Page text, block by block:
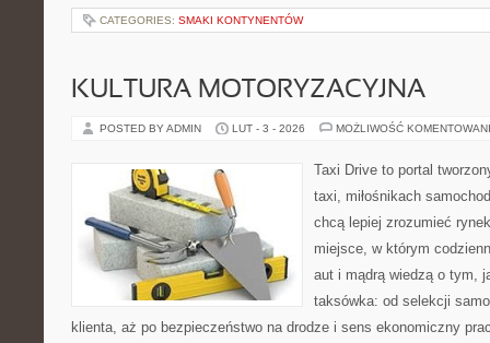
CATEGORIES: SMAKI KONTYNENTÓW
KULTURA MOTORYZACYJNA
POSTED BY ADMIN LUT - 3 - 2026 MOŻLIWOŚĆ
Taxi Drive to portal
taxi, miłośnikach
chcą lepiej zrozumieć
miejsce, w którym
aut i mądrą wiedzą o tym,
taksówka: od selekcji
klienta, aż po bezpieczeństwo na drodze i sens ekonomiczny